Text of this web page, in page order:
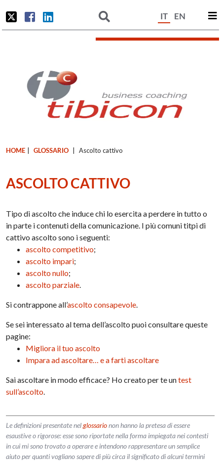
IT EN
HOME GLOSSARIO Ascolto cattivo
ASCOLTO CATTIVO
Tipo di ascolto che induce chi lo esercita a perdere in tutto o
in parte i contenuti della comunicazione. I più comuni titpi di
cattivo ascolto sono i seguenti:
ascolto competitivo;
ascolto impari;
ascolto nullo;
ascolto parziale.
Si contrappone all’ascolto consapevole.
Se sei interessato al tema dell’ascolto puoi consultare queste
pagine:
Migliora il tuo ascolto
Impara ad ascoltare… e a farti ascoltare
Sai ascoltare in modo efficace? Ho creato per te untest
sull’ascolto.
Le definizioni presentate nelglossarionon hanno la pretesa di essere
esaustive o rigorose: esse sono riportate nella forma impiegata nei contesti
in cui mi sono trovato a operare e intendono rappresentare un semplice
aiuto per quanti vogliano sapere di più circa il significato di alcuni termini